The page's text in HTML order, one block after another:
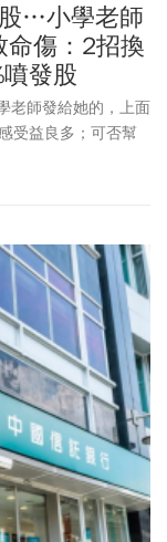
…小學老師
傷：2招換
發股
老師發給她的，上面
受益良多；可否幫
以及ETF，包括：
有什麼問題，因為都
不過如果整合起來
。